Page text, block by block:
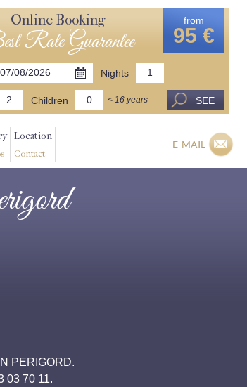
Online Booking
Rate Guarantee
from
95 €
Nights
Children < 16 years SEE
Location
Contact
E-MAIL
PERIGORD.
03 70 11.